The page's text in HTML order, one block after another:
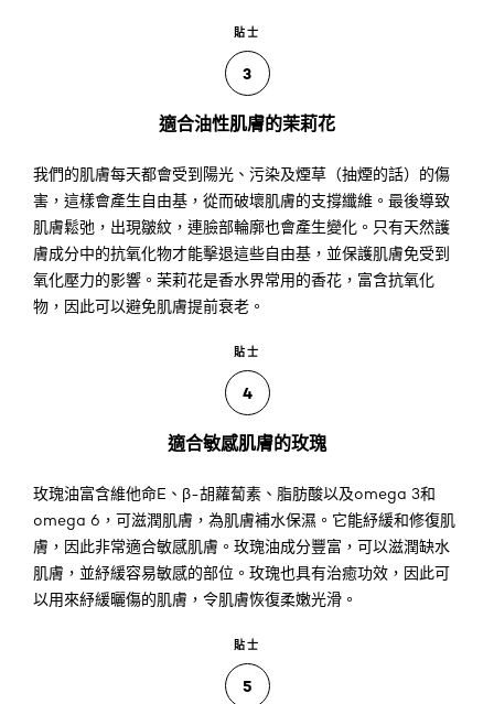
貼士
3
適合油性肌膚的茉莉花
我們的肌膚每天都會受到陽光、污染及煙草（抽煙的話）的傷
害，這樣會產生自由基，從而破壞肌膚的支撐纖維。最後導致
肌膚鬆弛，出現皺紋，連臉部輪廓也會產生變化。只有天然護
膚成分中的抗氧化物才能擊退這些自由基，並保護肌膚免受到
氧化壓力的影響。茉莉花是香水界常用的香花，富含抗氧化
物，因此可以避免肌膚提前衰老。
貼士
4
適合敏感肌膚的玫瑰
玫瑰油富含維他命E、β-胡蘿蔔素、脂肪酸以及omega 3和
omega 6，可滋潤肌膚，為肌膚補水保濕。它能紓緩和修復肌
膚，因此非常適合敏感肌膚。玫瑰油成分豐富，可以滋潤缺水
肌膚，並紓緩容易敏感的部位。玫瑰也具有治癒功效，因此可
以用來紓緩曬傷的肌膚，令肌膚恢復柔嫩光滑。
貼士
5